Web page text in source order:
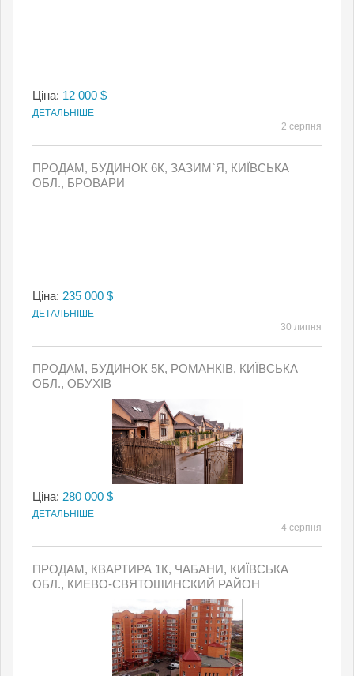
Ціна: 12 000 $
ДЕТАЛЬНІШЕ
2 серпня
ПРОДАМ, БУДИНОК 6К, ЗАЗИМ`Я, КИЇВСЬКА
ОБЛ., БРОВАРИ
Ціна: 235 000 $
ДЕТАЛЬНІШЕ
30 липня
ПРОДАМ, БУДИНОК 5К, РОМАНКІВ, КИЇВСЬКА
ОБЛ., ОБУХІВ
Ціна: 280 000 $
ДЕТАЛЬНІШЕ
4 серпня
ПРОДАМ, КВАРТИРА 1К, ЧАБАНИ, КИЇВСЬКА
ОБЛ., КИЕВО-СВЯТОШИНСКИЙ РАЙОН